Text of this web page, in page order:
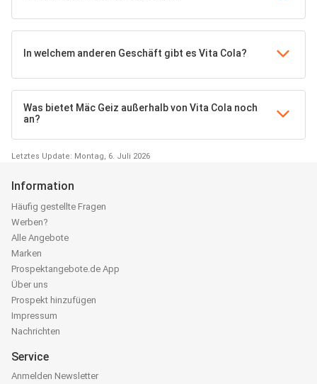
In welchem anderen Geschäft gibt es Vita Cola?
Was bietet Mäc Geiz außerhalb von Vita Cola noch
an?
Letztes Update: Montag, 6. Juli 2026
Information
Häufig gestellte Fragen
Werben?
Alle Angebote
Marken
Prospektangebote.de App
Über uns
Prospekt hinzufügen
Impressum
Nachrichten
Service
Anmelden Newsletter